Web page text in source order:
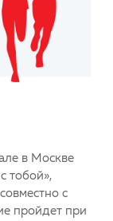
в Москве
тобой»,
с
пройдет при